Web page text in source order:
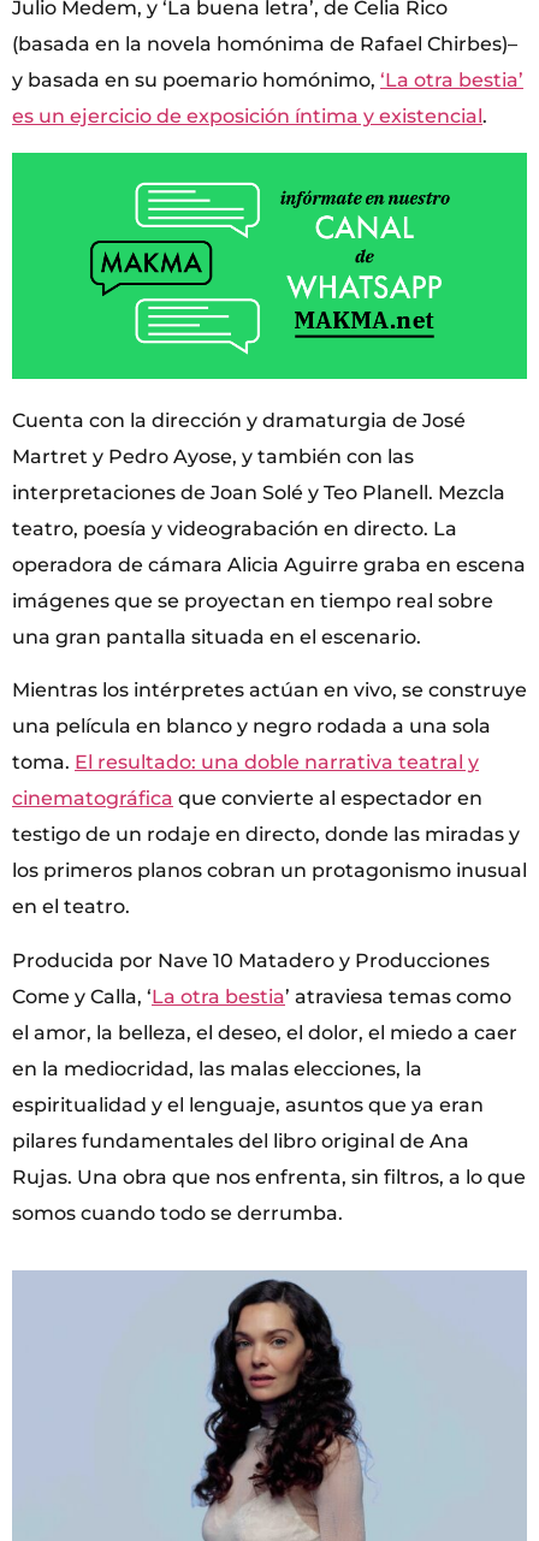
Julio Medem, y ‘La buena letra’, de Celia Rico
(basada en la novela homónima de Rafael Chirbes)–
y basada en su poemario homónimo, ‘La otra bestia’
es un ejercicio de exposición íntima y existencial.
Cuenta con la dirección y dramaturgia de José
Martret y Pedro Ayose, y también con las
interpretaciones de Joan Solé y Teo Planell. Mezcla
teatro, poesía y videograbación en directo. La
operadora de cámara Alicia Aguirre graba en escena
imágenes que se proyectan en tiempo real sobre
una gran pantalla situada en el escenario.
Mientras los intérpretes actúan en vivo, se construye
una película en blanco y negro rodada a una sola
toma. El resultado: una doble narrativa teatral y
cinematográfica que convierte al espectador en
testigo de un rodaje en directo, donde las miradas y
los primeros planos cobran un protagonismo inusual
en el teatro.
Producida por Nave 10 Matadero y Producciones
Come y Calla, ‘La otra bestia’ atraviesa temas como
el amor, la belleza, el deseo, el dolor, el miedo a caer
en la mediocridad, las malas elecciones, la
espiritualidad y el lenguaje, asuntos que ya eran
pilares fundamentales del libro original de Ana
Rujas. Una obra que nos enfrenta, sin filtros, a lo que
somos cuando todo se derrumba.